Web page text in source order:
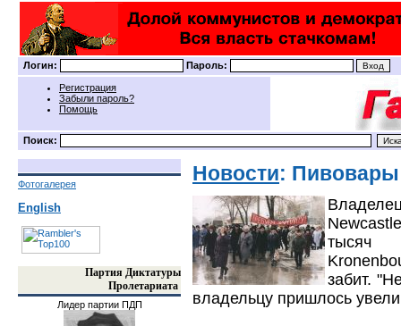
Логин: Пароль:
Регистрация
Забыли пароль?
Помощь
Поиск:
Фотогалерея
English
Партия Диктатуры
Пролетариата
Лидер партии ПДП
Новости: Пивовары
тысяч
забит.
владельцу пришлось